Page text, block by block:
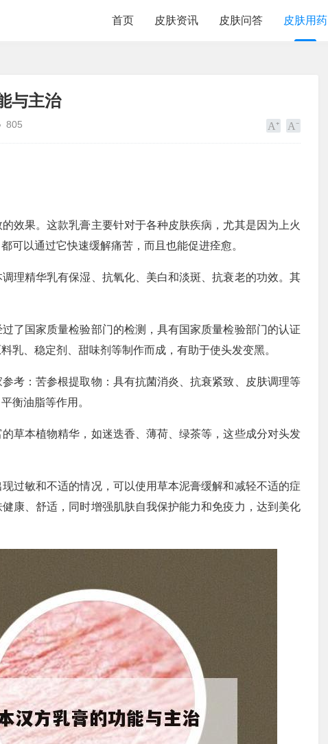
首页 皮肤资讯 皮肤问答 皮肤用药
与主治
805
效果。这款乳膏主要针对于各种皮肤疾病，尤其是因为上火
可以通过它快速缓解痛苦，而且也能促进痊愈。
理精华乳有保湿、抗氧化、美白和淡斑、抗衰老的功效。其
了国家质量检验部门的检测，具有国家质量检验部门的认证
乳、稳定剂、甜味剂等制作而成，有助于使头发变黑。
考：苦参根提取物：具有抗菌消炎、抗衰紧致、皮肤调理等
衡油脂等作用。
草本植物精华，如迷迭香、薄荷、绿茶等，这些成分对头发
过敏和不适的情况，可以使用草本泥膏缓解和减轻不适的症
康、舒适，同时增强肌肤自我保护能力和免疫力，达到美化